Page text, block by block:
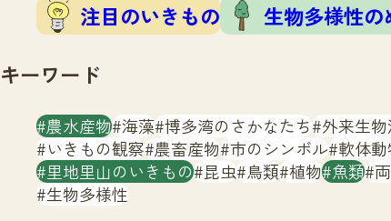
注目のいきもの 生物多様性の
キーワード
農水産物 海藻 博多湾のさかなたち 外来生
いきもの観察 農畜産物 市のシンボル 軟体
里地里山のいきもの 昆虫 鳥類 植物 魚類
生物多様性